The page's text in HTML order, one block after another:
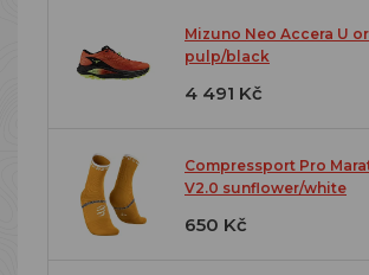
Mizuno Neo Accera U
pulp/black
4 491 Kč
Compressport Pro
V2.0 sunflower/white
650 Kč